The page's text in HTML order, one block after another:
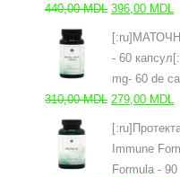
440,00MDL 396,00 MDL
- 60
mg- 60 de
310,00MDL 279,00 MDL
Immune
Formula -